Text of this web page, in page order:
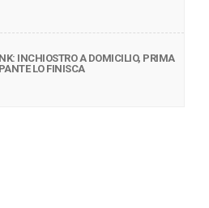
INCHIOSTRO A DOMICILIO, PRIMA
LO FINISCA